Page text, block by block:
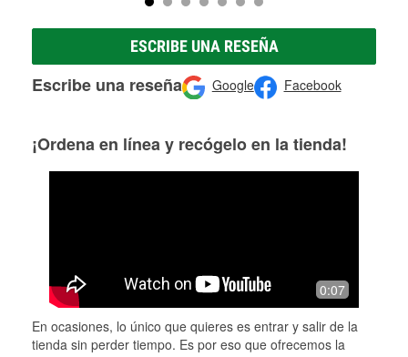
ESCRIBE UNA RESEÑA
Escribe una reseña Google Facebook
¡Ordena en línea y recógelo en la tienda!
0:07
En ocasiones, lo único que quieres es entrar y salir de la
tienda sin perder tiempo. Es por eso que ofrecemos la